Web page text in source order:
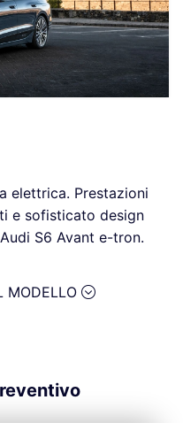
elettrica. Prestazioni
e sofisticato design
S6 Avant e-tron.
MODELLO